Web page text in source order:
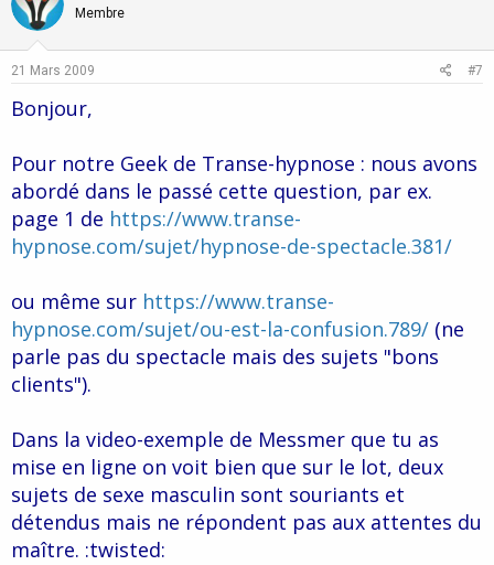
t
v
Membre
21 Mars 2009 #7
Bonjour,
Pour notre Geek de Transe-hypnose : nous avons
abordé dans le passé cette question, par ex.
page 1 de https://www.transe-
hypnose.com/sujet/hypnose-de-spectacle.381/
ou même sur https://www.transe-
hypnose.com/sujet/ou-est-la-confusion.789/ (ne
parle pas du spectacle mais des sujets "bons
clients").
Dans la video-exemple de Messmer que tu as
mise en ligne on voit bien que sur le lot, deux
sujets de sexe masculin sont souriants et
détendus mais ne répondent pas aux attentes du
maître. :twisted: